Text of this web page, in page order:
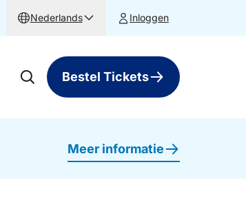
Nederlands Inloggen
Bestel Tickets
Meer informatie